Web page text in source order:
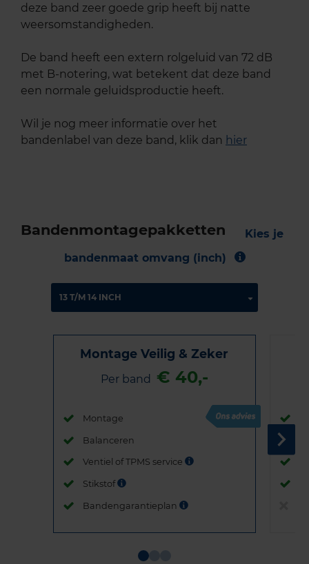
deze band zeer goede grip heeft bij natte
weersomstandigheden.
De band heeft een extern rolgeluid van 72 dB
met B-notering, wat betekent dat deze band
een normale geluidsproductie heeft.
Wil je nog meer informatie over het
bandenlabel van deze band, klik dan hier
Bandenmontagepakketten
Kies je
bandenmaat omvang (inch)
Montage Veilig & Zeker
Per band € 40,-
Montage
Balanceren
Ventiel of TPMS service
Stikstof
Bandengarantieplan